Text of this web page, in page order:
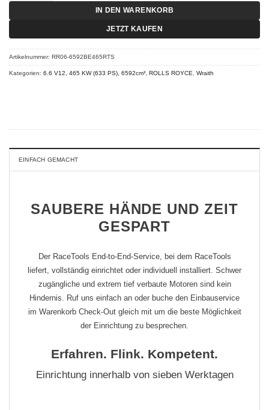
IN DEN WARENKORB
JETZT KAUFEN
Artikelnummer: RR06-6592BE465RTS
Kategorien: 6.6 V12, 465 KW (633 PS), 6592cm³ ROLLS ROYCE Wraith
EINFACH GEMACHT
SAUBERE HÄNDE UND ZEIT
GESPART
Der RaceTools End-to-End-Service, bei dem RaceTools
liefert, vollständig einrichtet oder individuell installiert. Schwer
zugängliche und extrem tief verbaute Motoren sind kein
Hindernis. Ruf uns einfach an oder buche den Einbauservice
im Warenkorb Check-Out gleich mit um die beste Möglichkeit
der Einrichtung zu besprechen.
Erfahren. Flink. Kompetent.
Einrichtung innerhalb von sieben Werktagen